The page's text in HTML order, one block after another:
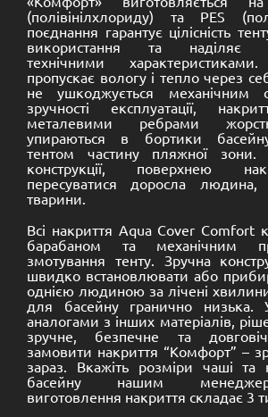
(полівінілхлориду) та PES
поєднання гарантує цілісність
використання та наділяє
технічними
пропускає вологу і тепло через
не ушкоджується механічним
зручності експлуатації,
металевими ребрами
упираються в бортики
тентом частину пляжної зони.
конструкції, поверхнею
пересуватися доросла людина,
тварини.
Всі накриття Aqua Cover Comfort
барабаном та механічним
змотування тенту. Зручна
швидко встановлювати або
однією людиною за лічені
для басейну гранично низька.
аналогами з інших матеріалів,
зручне, безпечне та
замовити накриття “Комфорт” –
зараз. Вкажіть розміри чаші та
басейну нашим
виготовлення накриття складає 3